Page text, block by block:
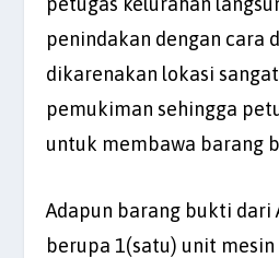
penindakan dengan cara
dikarenakan lokasi
pemukiman sehingga
untuk membawa barang
Adapun barang bukti dari
berupa 1(satu) unit